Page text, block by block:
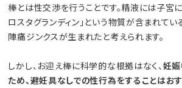
棒とは性交渉を行うことです。精液には子宮
ロスタグランディン」という物質が含まれてい
陣痛ジンクスが生まれたと考えられます。
しかし、お迎え棒に科学的な根拠はなく、妊
ため、避妊具なしでの性行為をすることはお